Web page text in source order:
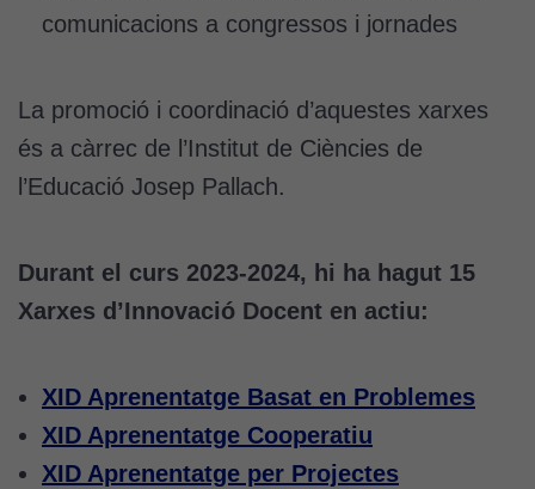
comunicacions a congressos i jornades
La promoció i coordinació d’aquestes xarxes
és a càrrec de l’Institut de Ciències de
l’Educació Josep Pallach.
Durant el curs 2023-2024, hi ha hagut 15
Xarxes d’Innovació Docent en actiu:
XID Aprenentatge Basat en Problemes
XID Aprenentatge Cooperatiu
XID Aprenentatge per Projectes